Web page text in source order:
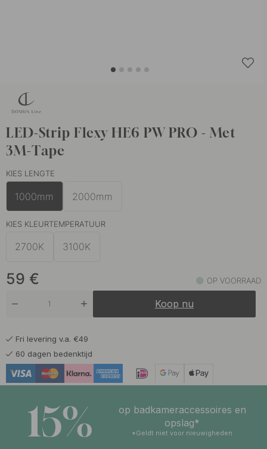
LED-Strip Flexy HE6 PW PRO - Met
3M-Tape
KIES LENGTE
1000mm 2000mm
KIES KLEURTEMPERATUUR
2700K 3100K
59 € OP VOORRAAD
Koop nu
Fri levering v.a. €49
60 dagen bedenktijd
15%
op badkameraccessoires en
opslag*
*Geldt niet voor nieuwigheden